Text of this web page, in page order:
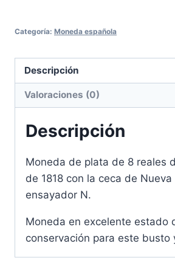
Categoría: Moneda española
Descripción
Valoraciones (0)
Descripción
Moneda de plata de 8 reales
de 1818 con la ceca de
ensayador N.
Moneda en excelente estado
conservación para este busto